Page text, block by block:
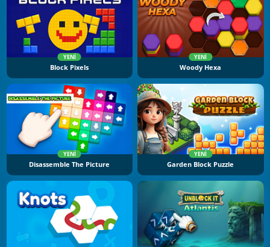
YENI
Block Pixels
YENI
Woody Hexa
YENI
Disassemble The Picture
YENI
Garden Block Puzzle